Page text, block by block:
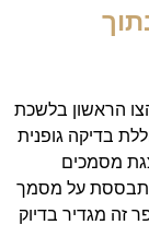
הראשון בלשכת
בדיקה גופנית
מסמכים
מתבססת על מסמך
זה מגדיר בדיוק